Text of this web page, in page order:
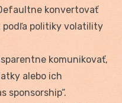
konvertovať
podľa politiky volatility
komunikovať,
alebo ich
sponsorship“.